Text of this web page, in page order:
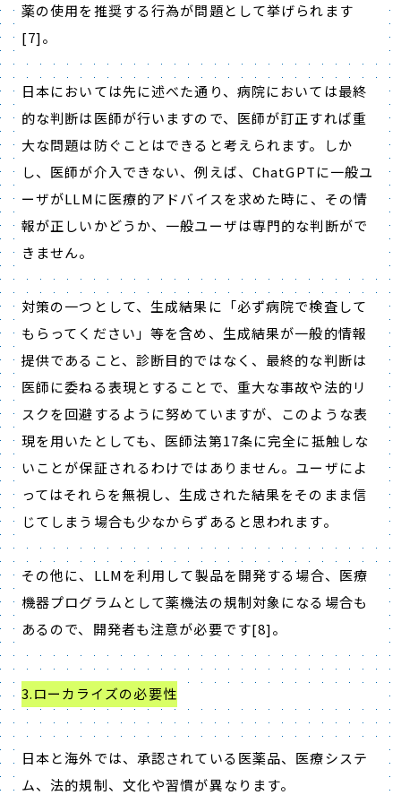
薬の使用を推奨する行為が問題として挙げられます
[7]。
日本においては先に述べた通り、病院においては最終
的な判断は医師が行いますので、医師が訂正すれば重
大な問題は防ぐことはできると考えられます。しか
し、医師が介入できない、例えば、 ChatGPTに一般ユ
ーザがLLMに医療的アドバイスを求めた時に、その情
報が正しいかどうか、一般ユーザは専門的な判断がで
きません。
対策の一つとして、生成結果に「必ず病院で検査して
もらってください」等を含め、生成結果が一般的情報
提供であること、診断目的ではなく、最終的な判断は
医師に委ねる表現とすることで、重大な事故や法的リ
スクを回避するように努めていますが、このような表
現を用いたとしても、医師法第17条に完全に抵触しな
いことが保証されるわけではありません。ユーザによ
ってはそれらを無視し、生成された結果をそのまま信
じてしまう場合も少なからずあると思われます。
その他に、 LLMを利用して製品を開発する場合、医療
機器プログラムとして薬機法の規制対象になる場合も
あるので、開発者も注意が必要です[8]。
3.ローカライズの必要性
日本と海外では、承認されている医薬品、医療システ
ム、法的規制、文化や習慣が異なります。